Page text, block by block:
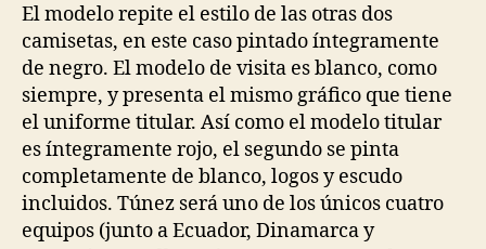
El modelo repite el estilo de las otras dos
camisetas, en este caso pintado íntegramente
de negro. El modelo de visita es blanco, como
siempre, y presenta el mismo gráfico que tiene
el uniforme titular. Así como el modelo titular
es íntegramente rojo, el segundo se pinta
completamente de blanco, logos y escudo
incluidos. Túnez será uno de los únicos cuatro
equipos (junto a Ecuador, Dinamarca y